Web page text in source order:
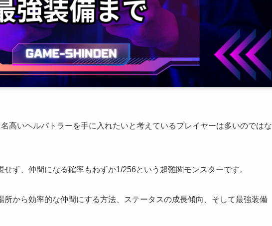
高いヘルバトラーを手に入れたいと考えているプレイヤーは多いのではな
ず、仲間になる確率もわずか1/256という超難関モンスターです。
所から効率的な仲間にする方法、ステータスの成長傾向、そして最強装備